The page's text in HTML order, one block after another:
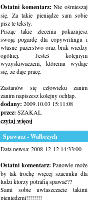
Ostatni komentarz: Nie ośmieszaj
się. Za takie pieniądze sam sobie
pisz te teksty.
Pisząc takie zlecenia pokazujesz
swoją pogardę dla copywritingu i
własne pazerstwo oraz brak wiedzy
ogólnej. Jesteś kolejnym
wyzyskiwaczem, któremu wydaje
się, że daje pracę.
Zastanów się człowieku zanim
zanim napiszesz kolejny ochłap.
dodany: 2009.10.03 15:11:08
przez: SZAKAL
czytaj więcej
Spawacz - Wałbrzych
Data newsa: 2008-12-12 14:33:00
Ostatni komentarz: Panowie może
by tak trochę więcej szacunku dla
ludzi ktorzy potrafią spawać??
Sami sobie uwlaszczacie takimi
pięniedzmi!!!!!!!!